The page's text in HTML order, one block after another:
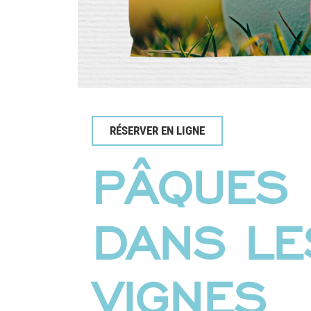
RÉSERVER EN LIGNE
PÂQUES
DANS
VIGNES